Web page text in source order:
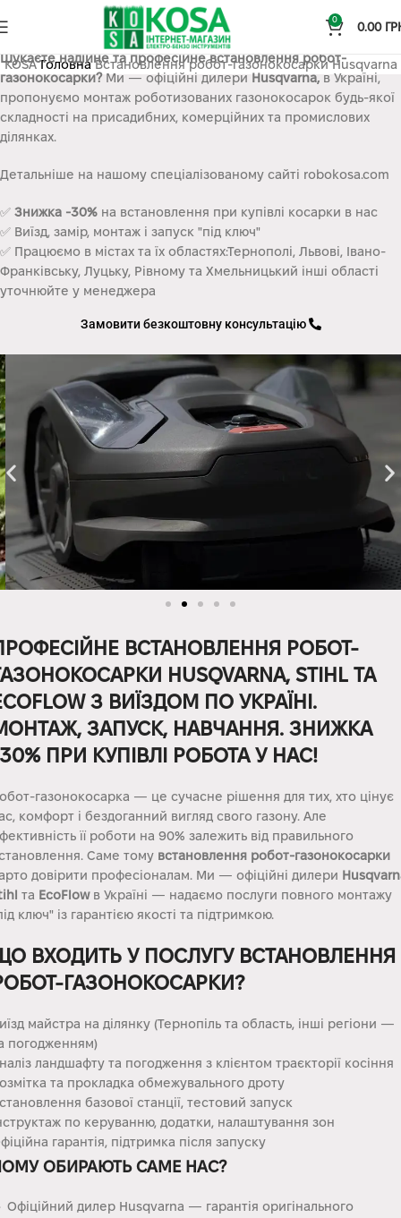
0
0.00
KOSAГоловна Встановлення робот-газонокосарки Husqvarna
Шукаєте надійне та професійне встановлення робот-
газонокосарки?Ми — офіційні дилери Husqvarna, в Україні,
пропонуємо монтаж роботизованих газонокосарок будь-якої
складності на присадибних, комерційних та промислових
ділянках.
Детальніше на нашому спеціалізованому сайті robokosa.com
✅ Знижка -30% на встановлення при купівлі косарки в нас
✅ Виїзд, замір, монтаж і запуск "під ключ"
✅ Працюємо в містах та їх областях:Тернополі, Львові, Івано-
Франківську, Луцьку, Рівному та Хмельницький інші області
уточнюйте у менеджера
Замовити безкоштовну консультацію
ВСТАНОВЛЕННЯ РОБОТ-
HUSQVARNA, STIHL ТА
З ВИЇЗДОМ ПО УКРАЇНІ.
ЗАПУСК, НАВЧАННЯ. ЗНИЖКА
ПРИ КУПІВЛІ РОБОТА У НАС!
газонокосарка — це сучасне рішення для тих, хто цінує
комфорт і бездоганний вигляд свого газону. Але
її роботи на 90% залежить від правильного
Саме тому встановлення робот-газонокосарки
довірити професіоналам. Ми — офіційні дилери
та EcoFlowв Україні — надаємо послуги повного монтажу
ключ" із гарантією якості та підтримкою.
ВХОДИТЬ У ПОСЛУГУ ВСТАНОВЛЕННЯ
ГАЗОНОКОСАРКИ?
майстра на ділянку (Тернопіль та область, інші регіони —
погодженням)
ландшафту та погодження з клієнтом траєкторії косіння
та прокладка обмежувального дроту
базової станції, тестовий запуск
по керуванню, додатки, налаштування зон
гарантія, підтримка після запуску
ОБИРАЮТЬ САМЕ НАС?
Офіційний дилер Husqvarna — гарантія оригінального